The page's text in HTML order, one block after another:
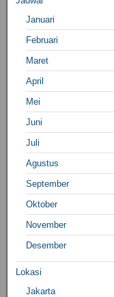
Januari
Februari
Maret
April
Mei
Juni
Juli
Agustus
September
Oktober
November
Desember
Lokasi
Jakarta